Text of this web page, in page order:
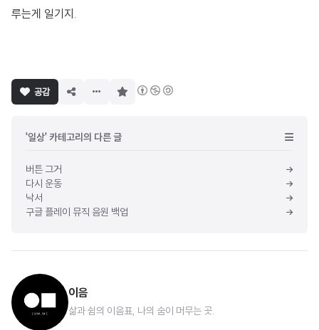
루는게 일기지.
공감
'일상' 카테고리의 다른 글
버튼 그거
다시 운동
낙서
구글 플레이 뮤직 음원 백업
이음ㅤ
삶과 쉼의 이음표, 나의 숨이 머무는 곳.